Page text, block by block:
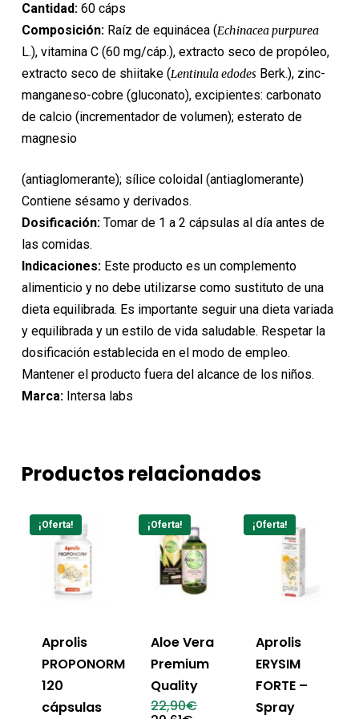
Cantidad: 60 cáps
Composición: Raíz de equinácea (Echinacea purpurea
L.), vitamina C (60 mg/cáp.), extracto seco de propóleo,
extracto seco de shiitake (Lentinula edodesBerk.), zinc-
manganeso-cobre (gluconato), excipientes: carbonato
de calcio (incrementador de volumen); esterato de
magnesio
(antiaglomerante); sílice coloidal (antiaglomerante)
Contiene sésamo y derivados.
Dosificación:Tomar de 1 a 2 cápsulas al día antes de
las comidas.
Indicaciones: Este producto es un complemento
alimenticio y no debe utilizarse como sustituto de una
dieta equilibrada. Es importante seguir una dieta variada
y equilibrada y un estilo de vida saludable. Respetar la
dosificación establecida en el modo de empleo.
Mantener el producto fuera del alcance de los niños.
Marca:Intersa labs
Productos relacionados
¡Oferta!
Aprolis
PROPONORM
120
cápsulas
¡Oferta!
Aloe Vera
Premium
Quality
22,90€El
¡Oferta!
Aprolis
ERYSIM
FORTE –
Spray